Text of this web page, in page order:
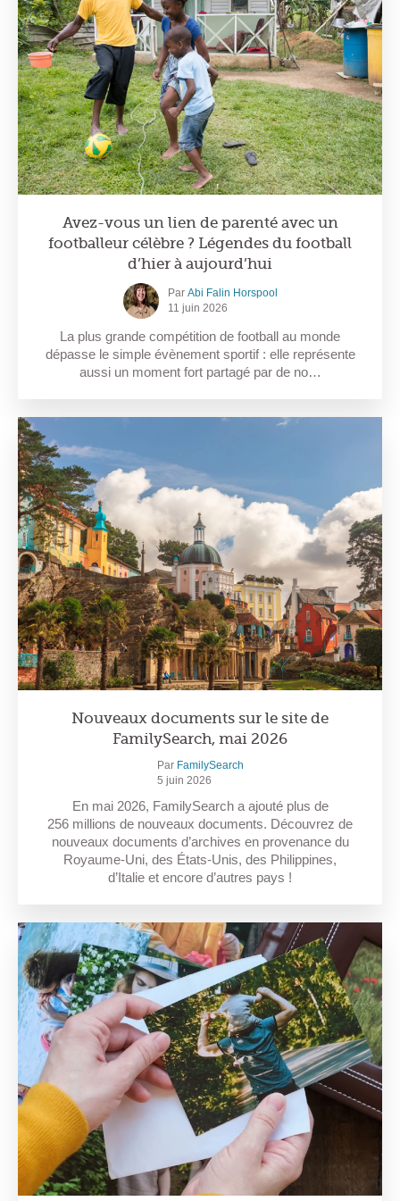
Avez-vous un lien de parenté avec un
footballeur célèbre ? Légendes du football
d’hier à aujourd’hui
Par Abi Falin Horspool
11 juin 2026
La plus grande compétition de football au monde
dépasse le simple évènement sportif : elle représente
aussi un moment fort partagé par de no…
Nouveaux documents sur le site de
FamilySearch, mai 2026
Par FamilySearch
5 juin 2026
En mai 2026, FamilySearch a ajouté plus de
256 millions de nouveaux documents. Découvrez de
nouveaux documents d’archives en provenance du
Royaume-Uni, des États-Unis, des Philippines,
d’Italie et encore d’autres pays !